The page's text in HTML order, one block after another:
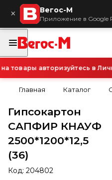
× Вегос-М
Приложение в Google
авторизуйтесь в
Главная Каталог
Гипсокартон
САПФИР КНАУФ
2500*1200*12,5
(36)
Код: 204802